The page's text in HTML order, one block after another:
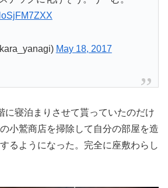
May 18, 2017
に寝泊まりさせて貰っていたのだけ
小鷲商店を掃除して自分の部屋を造
るようになった。完全に座敷わらし